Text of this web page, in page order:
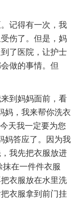
记得有一次，我
伤了。但是，妈
了医院，让护士
做的事情。但
到妈妈面前，看
妈，我来帮你洗衣
天我一定要为您
妈答应了。因为我
我先把衣服放进
在一件件衣服
衣服放在水里洗
衣服拿到前门挂